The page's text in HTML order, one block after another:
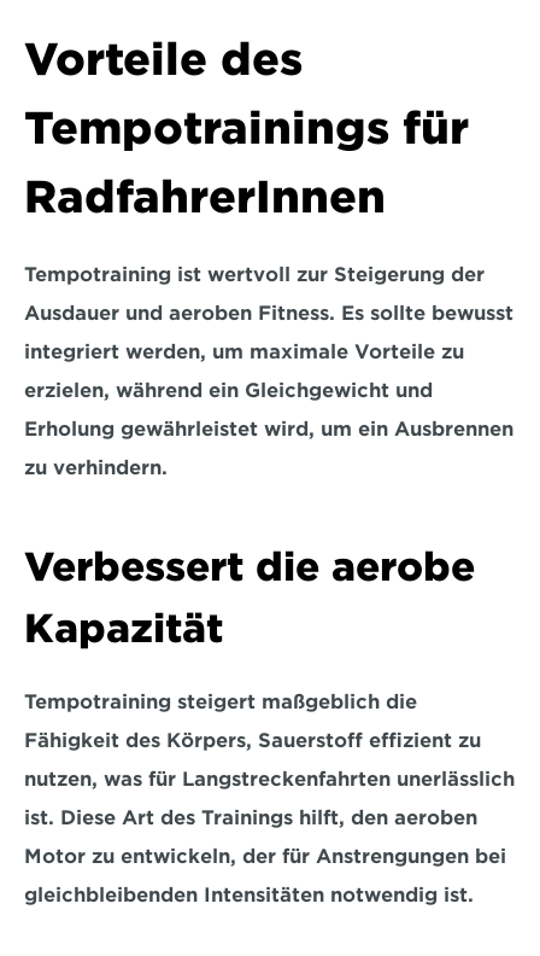
Vorteile des
Tempotrainings für
RadfahrerInnen
Tempotraining ist wertvoll zur Steigerung der
Ausdauer und aeroben Fitness. Es sollte bewusst
integriert werden, um maximale Vorteile zu
erzielen, während ein Gleichgewicht und
Erholung gewährleistet wird, um ein Ausbrennen
zu verhindern.
Verbessert die aerobe
Kapazität
Tempotraining steigert maßgeblich die
Fähigkeit des Körpers, Sauerstoff effizient zu
nutzen, was für Langstreckenfahrten unerlässlich
ist. Diese Art des Trainings hilft, den aeroben
Motor zu entwickeln, der für Anstrengungen bei
gleichbleibenden Intensitäten notwendig ist.